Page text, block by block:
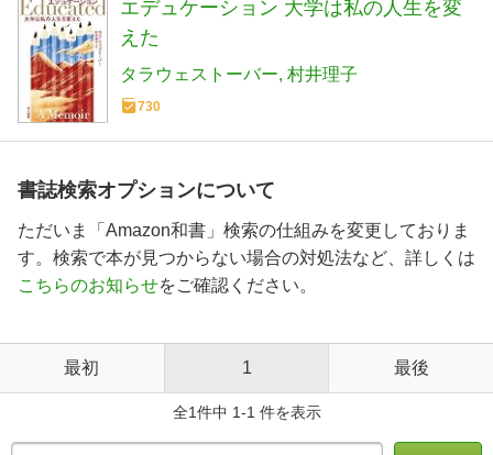
エデュケーション 大学は私の人生を変
えた
タラウェストーバー 村井理子
730
書誌検索オプションについて
ただいま「Amazon和書」検索の仕組みを変更しておりま
す。検索で本が見つからない場合の対処法など、詳しくは
こちらのお知らせをご確認ください。
最初 1 最後
全1件中 1-1 件を表示